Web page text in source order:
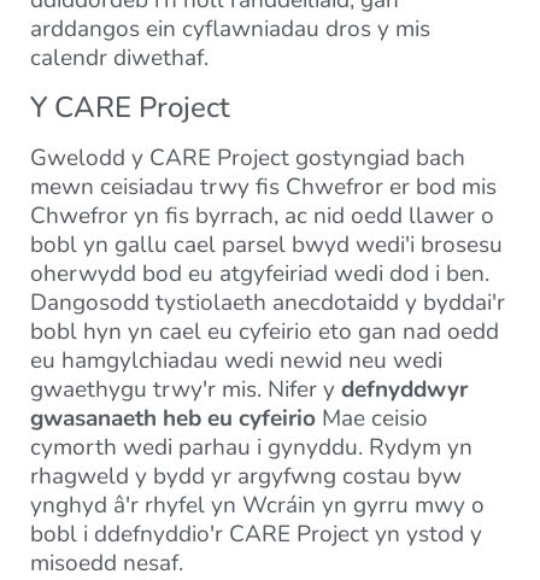
arddangos ein cyflawniadau dros y mis
calendr diwethaf.
Y CARE Project
Gwelodd y CARE Project gostyngiad bach
mewn ceisiadau trwy fis Chwefror er bod mis
Chwefror yn fis byrrach, ac nid oedd llawer o
bobl yn gallu cael parsel bwyd wedi'i brosesu
oherwydd bod eu atgyfeiriad wedi dod i ben.
Dangosodd tystiolaeth anecdotaidd y byddai'r
bobl hyn yn cael eu cyfeirio eto gan nad oedd
eu hamgylchiadau wedi newid neu wedi
gwaethygu trwy'r mis. Nifer ydefnyddwyr
gwasanaeth heb eu cyfeirio Mae ceisio
cymorth wedi parhau i gynyddu. Rydym yn
rhagweld y bydd yr argyfwng costau byw
ynghyd â'r rhyfel yn Wcráin yn gyrru mwy o
bobl i ddefnyddio'r CARE Project yn ystod y
misoedd nesaf.